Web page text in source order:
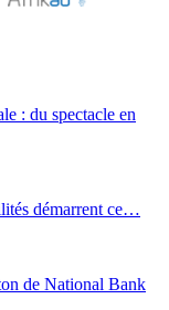
: du spectacle en
démarrent ce…
de National Bank